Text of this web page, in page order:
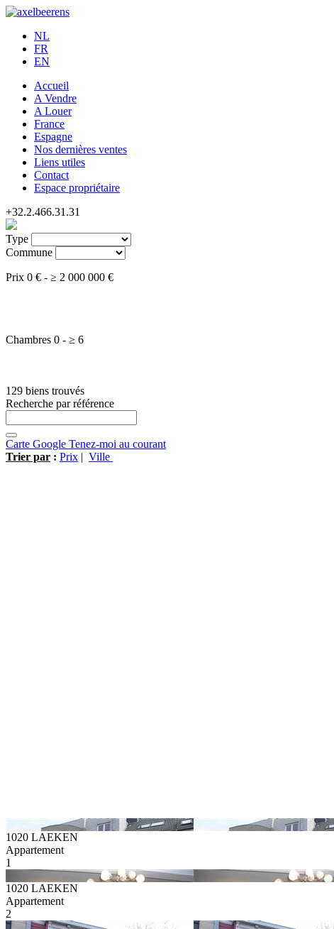
NL
FR
EN
Accueil
A Vendre
A Louer
France
Espagne
Nos dernières ventes
Liens utiles
Contact
Espace propriétaire
+32.2.466.31.31
Type
Commune
Prix 0 € - ≥ 2 000 000 €
Chambres 0 - ≥ 6
129 biens trouvés
Recherche par référence
Carte Google Tenez-moi au courant
Trier par : Prix | Ville
1020 LAEKEN
Appartement
1
1020 LAEKEN
Appartement
2